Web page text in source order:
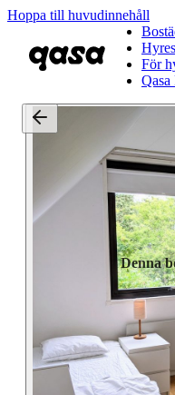
Hoppa till huvudinnehåll
För
Qasa
Denna